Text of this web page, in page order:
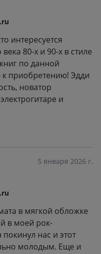
интересуется
80-х и 90-х в стиле
по данной
приобретению! Эдди
новатор
и
музыкального
примочки и др.)!
гитарных
у него технику
грифе подушечками
и низкий
данного издания -
5 января 2026 г.
в мягкой обложке
в моей рок-
нас и этот
молодым. Еще и